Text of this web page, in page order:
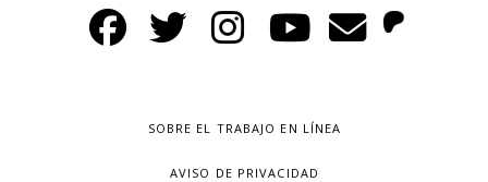
SOBRE EL TRABAJO EN LÍNEA
AVISO DE PRIVACIDAD